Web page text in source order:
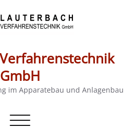
GmbH
im Apparatebau und Anlagenbau
Schalte